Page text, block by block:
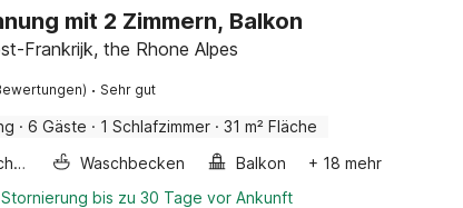
mit 2 Zimmern, Balkon
Frankrijk, the Rhone Alpes
· Sehr gut
· 6 Gäste · 1 Schlafzimmer · 31 m² Fläche
Waschmaschine
Waschbecken Balkon
+ 18 mehr
bis zu 30 Tage vor Ankunft